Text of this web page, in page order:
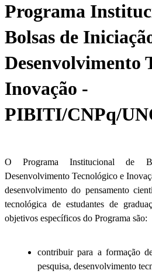
Programa
Bolsas de
Desenvolvimento
Inovação -
PIBITI/CNPq/
O Programa Institucional de
Desenvolvimento Tecnológico e
desenvolvimento do pensamento
tecnológica de estudantes de
objetivos específicos do Programa são:
contribuir para a formação
pesquisa, desenvolvimento